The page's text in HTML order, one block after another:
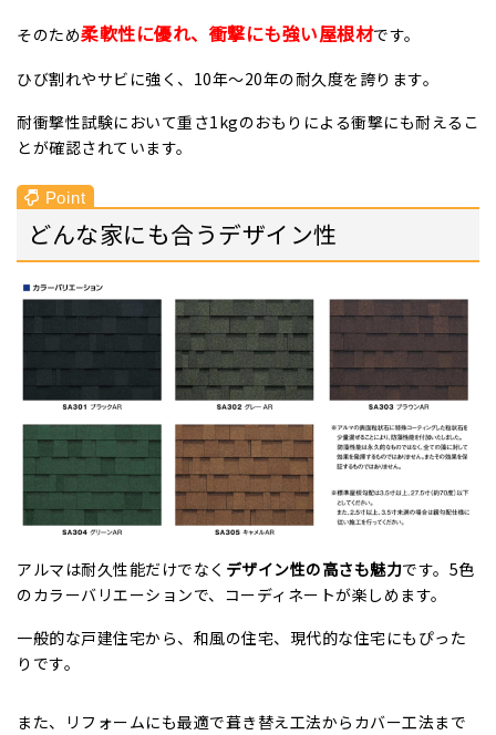
そのため柔軟性に優れ、衝撃にも強い屋根材です。
ひび割れやサビに強く、10年〜20年の耐久度を誇ります。
耐衝撃性試験において重さ1kgのおもりによる衝撃にも耐えるこ
とが確認されています。
どんな家にも合うデザイン性
アルマは耐久性能だけでなく デザイン性の高さも魅力です。5色
のカラーバリエーションで、コーディネートが楽しめます。
一般的な戸建住宅から、和風の住宅、現代的な住宅にもぴった
りです。
また、リフォームにも最適で葺き替え工法からカバー工法まで